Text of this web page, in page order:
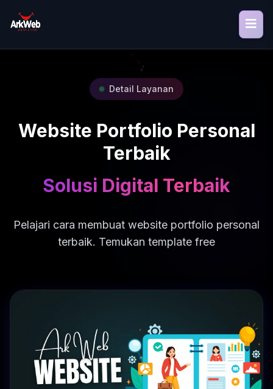
Detail Layanan
Website Portfolio Personal
Terbaik
Solusi Digital Terbaik
Pelajari cara membuat website portfolio personal
terbaik. Temukan template free